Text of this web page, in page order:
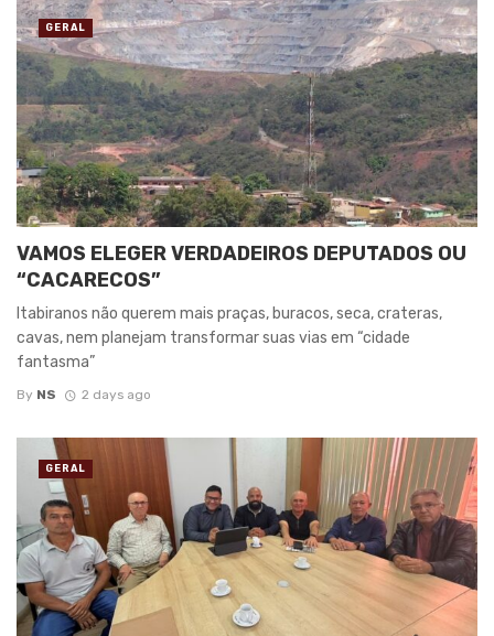
VAMOS ELEGER VERDADEIROS DEPUTADOS OU
“CACARECOS”
Itabiranos não querem mais praças, buracos, seca, crateras,
cavas, nem planejam transformar suas vias em “cidade
fantasma”
By NS 2 days ago
GERAL
GERAL